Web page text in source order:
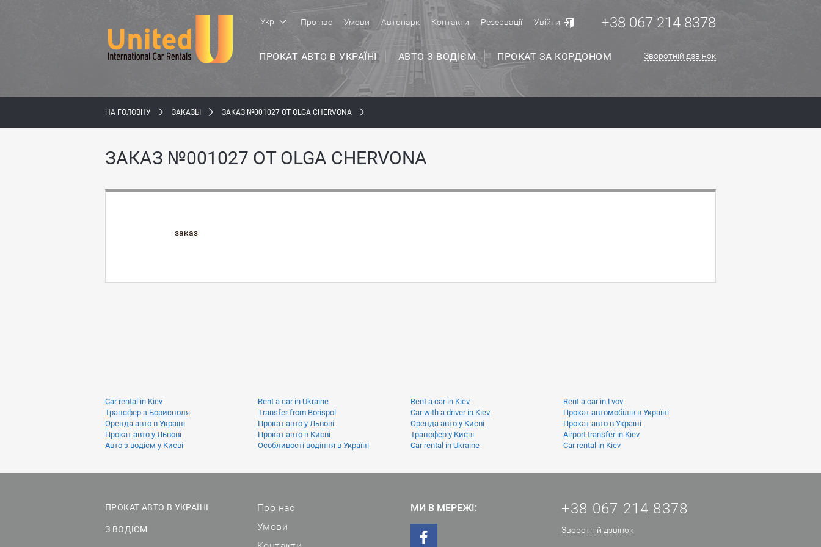
Укр
ПРОКАТ АВТО В УКРАЇНІ АВТО З ВОДІЄМ ПРОКАТ ЗА КОРДОНОМ
Про нас Умови Автопарк Контакти Резервації Увійти +38 067 214 8378
Зворотній дзвінок
НА ГОЛОВНУ ЗАКАЗЫ ЗАКАЗ №001027 ОТ OLGA CHERVONA
ЗАКАЗ №001027 ОТ OLGA CHERVONA
заказ
Car rental in Kiev Rent a car in Ukraine Rent a car in Kiev
Rent a car in Lvov
Трансфер з Борисполя
Transfer from Borispol Car with a driver in Kiev
Прокат автомобілів в Україні
Оренда авто в Україні
Прокат авто у Львові Оренда авто у Києві
Прокат авто в Україні
Прокат авто у Львові
Прокат авто в Києві Трансфер у Києві
Airport transfer in Kiev
Авто з водієм у Києві
Особливості водіння в Україні Car rental in Ukraine Car rental in Kiev
ПРОКАТ АВТО В УКРАЇНІ
З ВОДІЄМ
Про нас
Умови
МИ В МЕРЕЖІ: +38 067 214 8378
Зворотній дзвінок